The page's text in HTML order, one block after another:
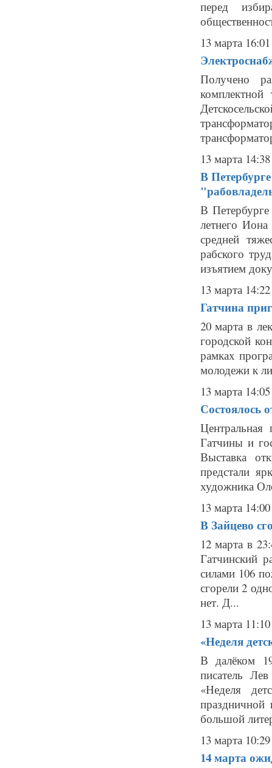
перед
13 марта 16:01
Получено
13 марта 14:38
В
В
летнего
средней
рабского
изъятием
13 марта 14:22
Гатчина
20 марта в
городской
рамках
молодежи к
13 марта 14:05
Состоялось
Центральная
Гатчины и
Выставка
предстали
художника
13 марта 14:00
В Зайцево
12 марта в
Гатчинский
силами 106
сгорели 2
нет. Д...
13 марта 11:10
«Неделя
В далёком
писатель
«Неделя
праздничной
большой
13 марта 10:29
14 марта